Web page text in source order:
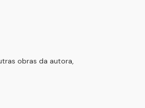
obras da autora,